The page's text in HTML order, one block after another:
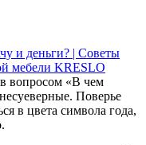
вопросом «В чем
Поверье
в цвета символа года,